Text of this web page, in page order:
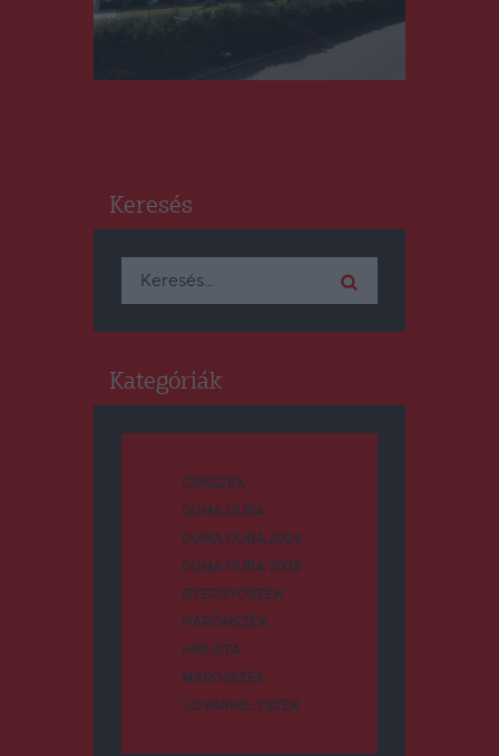
Keresés
Keresés:
Kategóriák
CSÍKSZÉK
DUMA DUBA
DUMA DUBA 2024
DUMA DUBA 2026
GYERGYÓSZÉK
HÁROMSZÉK
HÍRLISTA
MAROSSZÉK
UDVARHELYSZÉK